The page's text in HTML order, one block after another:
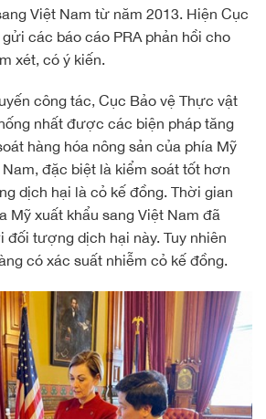
Việt Nam từ năm 2013. Hiện Cục
các báo cáo PRA phản hồi cho
xét, có ý kiến.
công tác, Cục Bảo vệ Thực vật
nhất được các biện pháp tăng
hàng hóa nông sản của phía Mỹ
đặc biệt là kiểm soát tốt hơn
dịch hại là cỏ kế đồng. Thời gian
Mỹ xuất khẩu sang Việt Nam đã
đối tượng dịch hại này. Tuy nhiên
có xác suất nhiễm cỏ kế đồng.